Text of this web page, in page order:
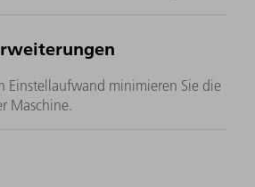
Einstellaufwand minimieren Sie die
Maschine.